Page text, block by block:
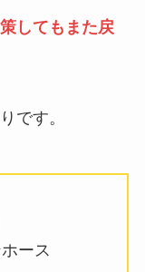
してもまた戻
です。
ース